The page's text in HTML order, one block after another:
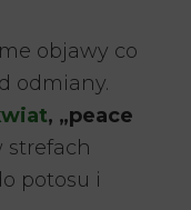
objawy co
odmiany.
, „peace
strefach
potosu i